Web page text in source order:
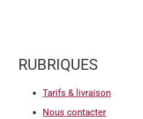
RUBRIQUES
Tarifs & livraison
Nous contacter